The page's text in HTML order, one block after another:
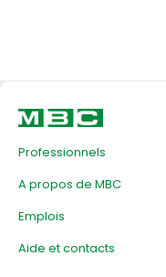
Professionnels
A propos de MBC
Emplois
Aide et contacts